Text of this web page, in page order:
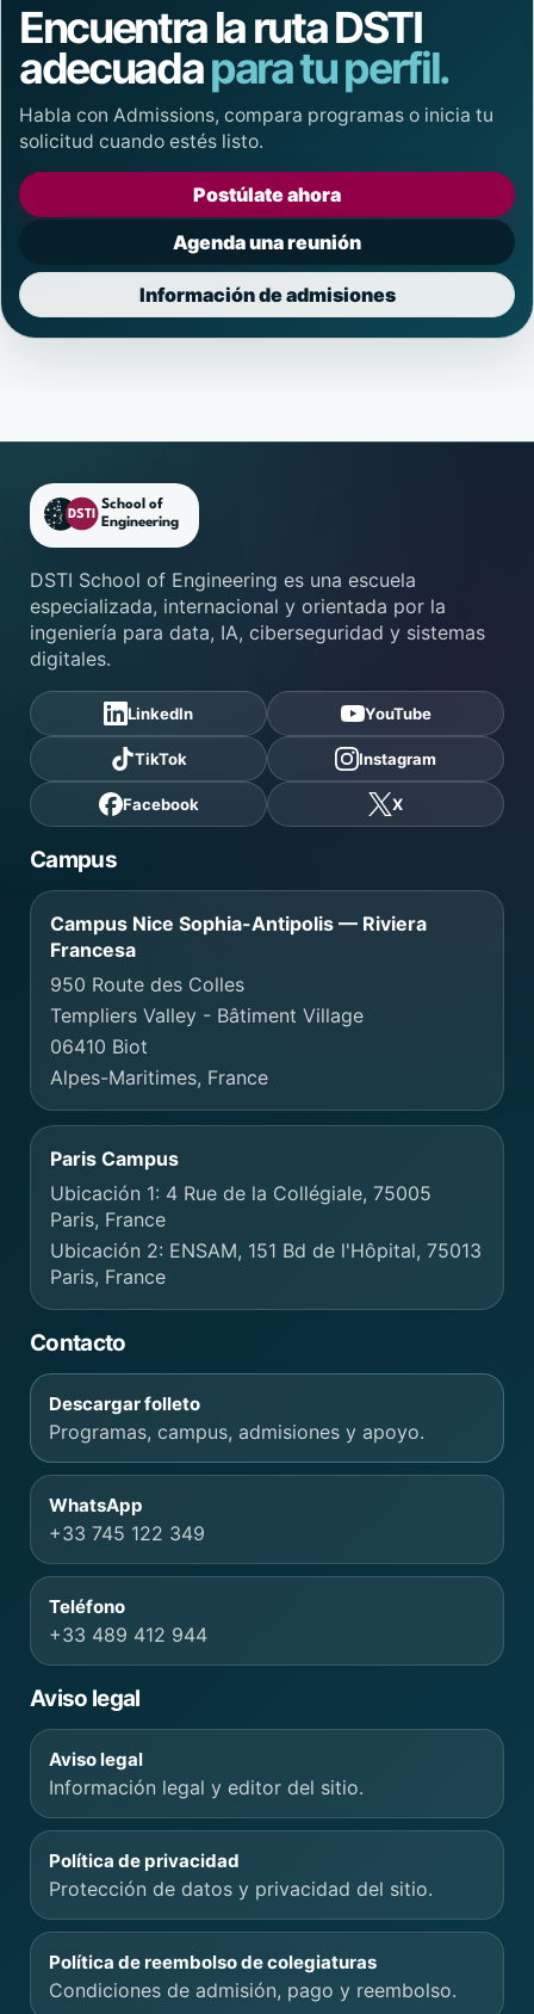
Encuentra la ruta DSTI
adecuadapara tu perfil.
Habla con Admissions, compara programas o inicia tu
solicitud cuando estés listo.
Postúlate ahora
Agenda una reunión
Información de admisiones
Pie de página de DSTI
DSTI School of Engineering es una escuela
especializada, internacional y orientada por la
ingeniería para data, IA, ciberseguridad y sistemas
digitales.
LinkedIn YouTube
TikTok Instagram
Facebook X
Campus
Campus Nice Sophia-Antipolis — Riviera
Francesa
950 Route des Colles
Templiers Valley - Bâtiment Village
06410 Biot
Alpes-Maritimes, France
Paris Campus
Ubicación 1: 4 Rue de la Collégiale, 75005
Paris, France
Ubicación 2: ENSAM, 151 Bd de l'Hôpital, 75013
Paris, France
Contacto
Descargar folleto
Programas, campus, admisiones y apoyo.
WhatsApp
+33 745 122 349
Teléfono
+33 489 412 944
Aviso legal
Aviso legal
Información legal y editor del sitio.
Política de privacidad
Protección de datos y privacidad del sitio.
Política de reembolso de colegiaturas
Condiciones de admisión, pago y reembolso.